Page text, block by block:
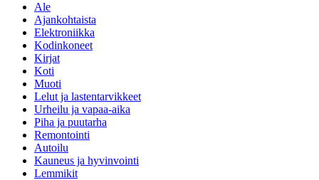
Ale
Ajankohtaista
Elektroniikka
Kodinkoneet
Kirjat
Koti
Muoti
Lelut ja lastentarvikkeet
Urheilu ja vapaa-aika
Piha ja puutarha
Remontointi
Autoilu
Kauneus ja hyvinvointi
Lemmikit